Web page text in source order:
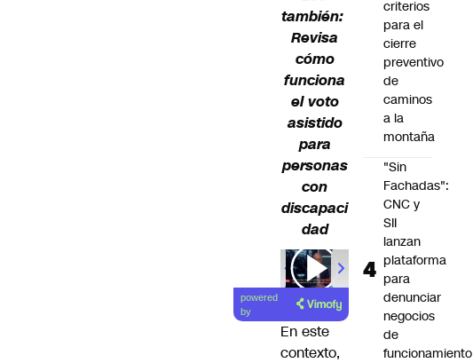
también:
Revisa
cómo
funciona
el voto
asistido
para
personas
con
discapaci
dad
00:00 01:00
powered
by
En este
contexto,
criterios
para el
cierre
preventivo
de
caminos
a la
montaña
"Sin
Fachadas":
CNC y
SII
lanzan
plataforma
para
denunciar
negocios
de
funcionamiento